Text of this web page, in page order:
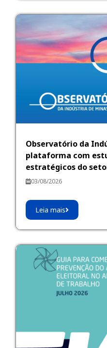
Observatório da
plataforma com
estratégicos do
03/08/2026
Leia mais